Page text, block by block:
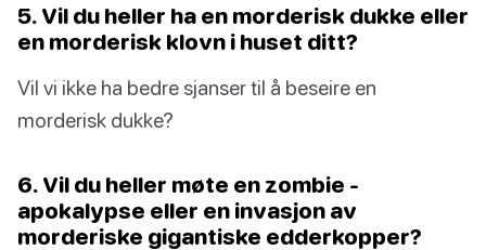
5. Vil du heller ha en morderisk dukke eller
en morderisk klovn i huset ditt?
Vil vi ikke ha bedre sjanser til å beseire en
morderisk dukke?
6. Vil du heller møte en zombie -
apokalypse eller en invasjon av
morderiske gigantiske edderkopper?